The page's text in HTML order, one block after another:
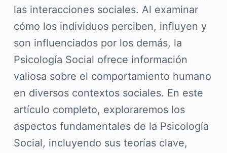
las interacciones sociales. Al examinar
cómo los individuos perciben, influyen y
son influenciados por los demás, la
Psicología Social ofrece información
valiosa sobre el comportamiento humano
en diversos contextos sociales. En este
artículo completo, exploraremos los
aspectos fundamentales de la Psicología
Social, incluyendo sus teorías clave,